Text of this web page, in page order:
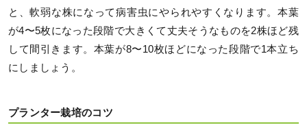
と、軟弱な株になって病害虫にやられやすくなります。本葉
が4〜5枚になった段階で大きくて丈夫そうなものを2株ほど残
して間引きます。本葉が8〜10枚ほどになった段階で1本立ち
にしましょう。
プランター栽培のコツ